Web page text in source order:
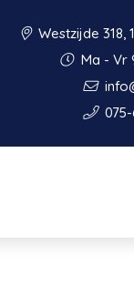
Westzijde 318,
Ma - Vr
075-